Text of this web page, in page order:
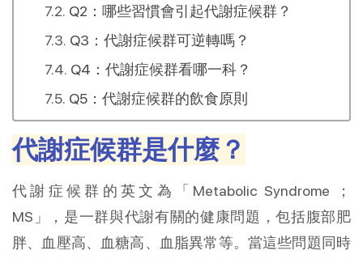
Q2：哪些習慣會引起代謝症候群？
Q3：代謝症候群可逆轉嗎？
Q4：代謝症候群看哪一科？
Q5：代謝症候群的飲食原則
代謝症候群是什麼？
代謝症候群的英文為「Metabolic Syndrome ；
MS」，是一群與代謝有關的健康問題，包括腹部肥
胖、血壓高、血糖高、血脂異常等。當這些問題同時